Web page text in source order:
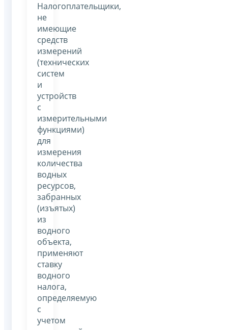
Налогоплательщики,
не
имеющие
средств
измерений
(технических
систем
и
устройств
с
измерительными
функциями)
для
измерения
количества
водных
ресурсов,
забранных
(изъятых)
из
водного
объекта,
применяют
ставку
водного
налога,
определяемую
с
учетом